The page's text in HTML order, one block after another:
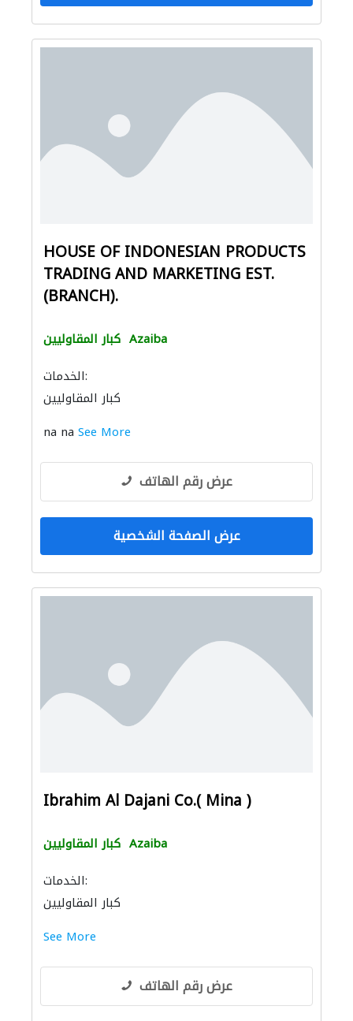
HOUSE OF INDONESIAN PRODUCTS
TRADING AND MARKETING EST.
(BRANCH).
كبار المقاوليين Azaiba
الخدمات:
كبار المقاوليين
na na See More
عرض رقم الهاتف
عرض الصفحة الشخصية
Ibrahim Al Dajani Co.( Mina )
كبار المقاوليين Azaiba
الخدمات:
كبار المقاوليين
See More
عرض رقم الهاتف